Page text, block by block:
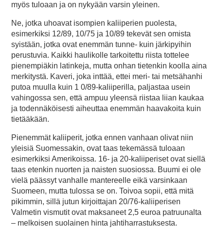
myös tuloaan ja on nykyään varsin yleinen.
Ne, jotka uhoavat isompien kaliiperien puolesta,
esimerkiksi 12/89, 10/75 ja 10/89 tekevät sen omista
syistään, jotka ovat enemmän tunne- kuin järkipyihin
perustuvia. Kaikki haulikolle tarkoitettu riista tottelee
pienempiäkin latinkeja, mutta onhan tietenkin koolla aina
merkitystä. Kaveri, joka inttää, ettei meri- tai metsähanhi
putoa muulla kuin 1 0/89-kaliiperilla, paljastaa usein
vahingossa sen, että ampuu yleensä riistaa liian kaukaa
ja todennäköisesti aiheuttaa enemmän haavakoita kuin
tietääkään.
Pienemmät kaliiperit, jotka ennen vanhaan olivat niin
yleisiä Suomessakin, ovat taas tekemässä tuloaan
esimerkiksi Amerikoissa. 16- ja 20-kaliiperiset ovat siellä
taas etenkin nuorten ja naisten suosiossa. Buumi ei ole
vielä päässyt vanhalle mantereelle eikä varsinkaan
Suomeen, mutta tulossa se on. Toivoa sopii, että mitä
pikimmin, sillä jutun kirjoittajan 20/76-kaliiperisen
Valmetin vismutit ovat maksaneet 2,5 euroa patruunalta
– melkoisen suolainen hinta jahtiharrastuksesta.